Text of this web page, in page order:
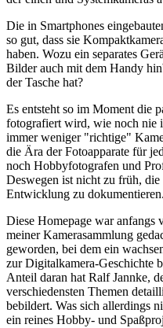
Die in Smartphones
so gut, dass sie
haben. Wozu ein separates
Bilder auch mit dem Handy
der Tasche hat?
Es entsteht so im Moment die
fotografiert wird, wie noch nie
immer weniger "richtige"
die Ära der Fotoapparate für
noch Hobbyfotografen und
Deswegen ist nicht zu früh,
Entwicklung zu dokumentieren.
Diese Homepage war anfangs
meiner Kamerasammlung
geworden, bei dem ein
zur Digitalkamera-Geschichte
Anteil daran hat Ralf Jannke,
verschiedensten Themen
bebildert. Was sich allerdings
ein reines Hobby- und